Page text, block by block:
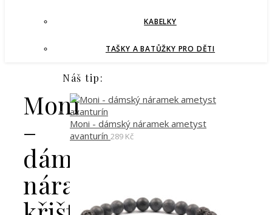
KABELKY
TAŠKY A BATŮŽKY PRO DĚTI
Moni
–
dámský
náramek
Náš tip:
Moni - dámský náramek ametyst
avanturín 289 Kč